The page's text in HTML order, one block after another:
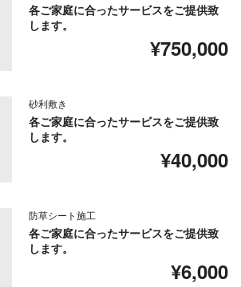
各ご家庭に合ったサービスをご提供致
します。
¥750,000
砂利敷き
各ご家庭に合ったサービスをご提供致
します。
¥40,000
防草シート施工
各ご家庭に合ったサービスをご提供致
します。
¥6,000